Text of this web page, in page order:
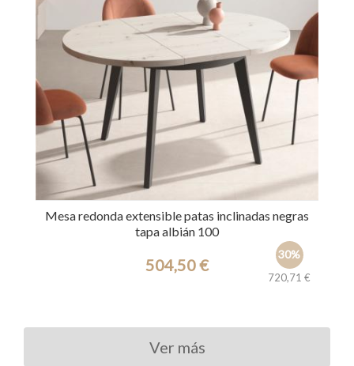
Mesa redonda extensible patas inclinadas negras
tapa albián 100
30%
720,71 €
504,50 €
Ver más